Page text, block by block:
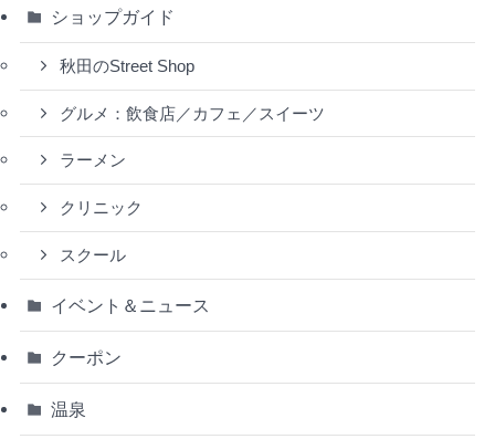
ショップガイド
秋田のStreet Shop
グルメ：飲食店／カフェ／スイーツ
ラーメン
クリニック
スクール
イベント＆ニュース
クーポン
温泉